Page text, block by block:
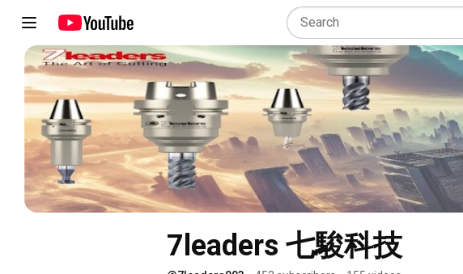
7leaders 七駿科技